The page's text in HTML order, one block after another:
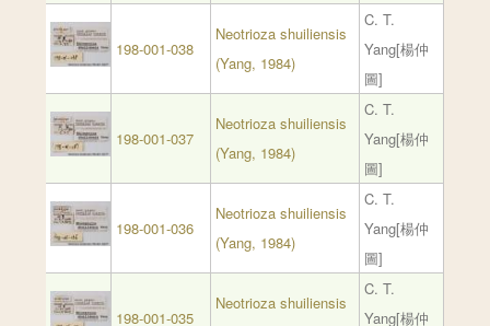
198-001-038
Neotrioza shuiliensis
(Yang, 1984)
C. T.
Yang[楊仲
圖]
198-001-037
Neotrioza shuiliensis
(Yang, 1984)
C. T.
Yang[楊仲
圖]
198-001-036
Neotrioza shuiliensis
(Yang, 1984)
C. T.
Yang[楊仲
圖]
198-001-035
Neotrioza shuiliensis
C. T.
Yang[楊仲